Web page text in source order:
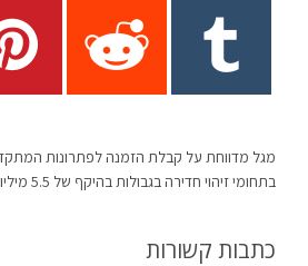
מגל מדווחת על קבלת הזמנה לפתרונות
בתחומי זיהוי חדירה בגבולות בהיקף של 5.5 מיליון דולר
כתבות קשורות